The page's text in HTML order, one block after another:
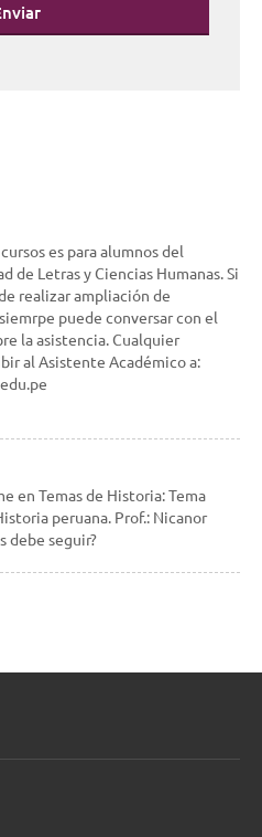
es para alumnos del
de Letras y Ciencias Humanas. Si
realizar ampliación de
puede conversar con el
la asistencia. Cualquier
al Asistente Académico a:
en Temas de Historia: Tema
peruana. Prof.: Nicanor
debe seguir?